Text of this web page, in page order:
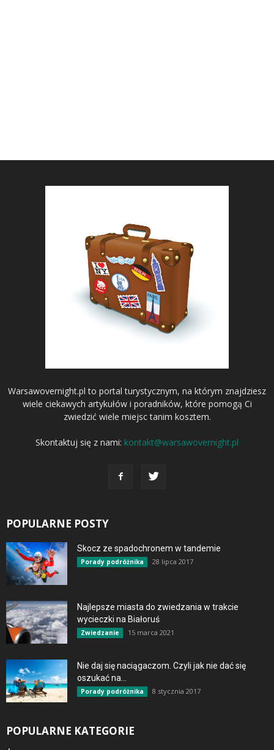
Warsawovernight.pl to portal turystycznym, na którym znajdziesz
wiele ciekawych artykułów i poradników, które pomogą Ci
zwiedzić wiele miejsc tanim kosztem.
Skontaktuj się z nami: kontakt@warsawovernight.pl
POPULARNE POSTY
Skocz ze spadochronem w tandemie
Porady podróżnika 28 lipca 2017
Najlepsze miasta do zwiedzania w trakcie
wycieczki na Białoruś
Zwiedzanie 15 marca 2021
Nie daj się naciągaczom. Czyli jak nie dać się
oszukać na...
Porady podróżnika 8 stycznia 2017
POPULARNE KATEGORIE